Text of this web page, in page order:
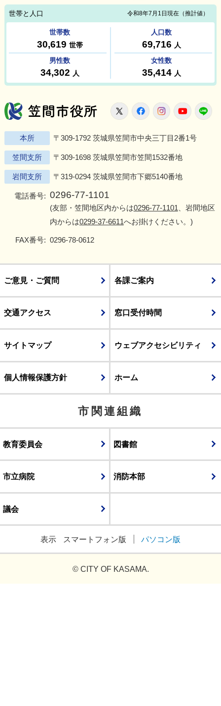
笠間市役所
X FacebookInstagram
本所 〒309-1792 茨城県笠間市中央三丁目2番1号
笠間支所 〒309-1698 茨城県笠間市笠間1532番地
岩間支所 〒319-0294 茨城県笠間市下郷5140番地
電話番号: 0296-77-1101
(友部・笠間地区内からは0296-77-1101 、岩間地区
内からは0299-37-6611へお掛けください。)
FAX番号: 0296-78-0612
ご意見・ご質問 各課ご案内
交通アクセス 窓口受付時間
サイトマップ ウェブアクセシビリティ
個人情報保護方針 ホーム
市関連組織
教育委員会 図書館
市立病院 消防本部
議会
表示 スマートフォン版 パソコン版
© CITY OF KASAMA.